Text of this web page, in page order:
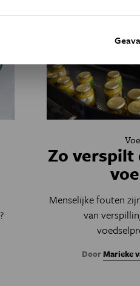
Zo
Menselijke fouten
van
DoorMarieke